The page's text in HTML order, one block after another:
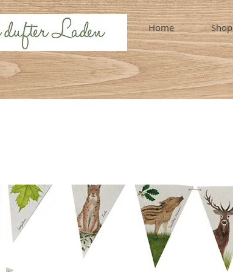
Home Shop